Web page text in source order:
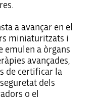
a avançar en el
miniaturitzats i
emulen a òrgans
avançades,
de certificar la
dels
o el